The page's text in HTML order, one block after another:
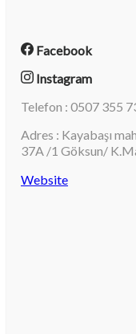
Facebook
Instagram
Telefon : 0507 355
Adres : Kayabaşı
37A /1 Göksun/
Website